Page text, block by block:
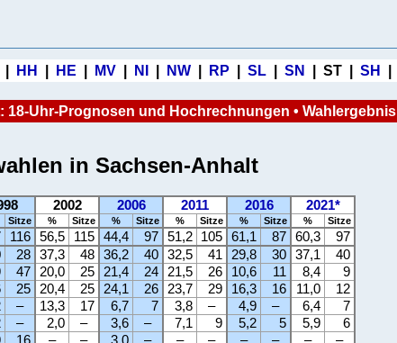
HH HE MV NI NW RP SL SN | ST | SH
18-Uhr-Prognosen und Hochrechnungen • Wahlergebnis
in Sachsen-Anhalt
2002 2006 2011 2016 2021*
Sitze % Sitze % Sitze % Sitze % Sitze % Sitze
116 56,5 115 44,4 97 51,2 105 61,1 87 60,3
97
28 37,3 48 36,2 40 32,5 41 29,8 30 37,1
40
47 20,0 25 21,4 24 21,5 26 10,6 11 8,4
9
25 20,4 25 24,1 26 23,7 29 16,3 16 11,0
12
– 13,3 17 6,7 7 3,8 – 4,9 – 6,4
7
– 2,0 – 3,6 – 7,1 9 5,2 5 5,9
6